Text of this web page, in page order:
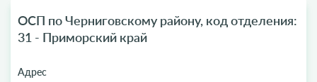
ОСП по Черниговскому району, код отделения:
31 - Приморский край
Адрес